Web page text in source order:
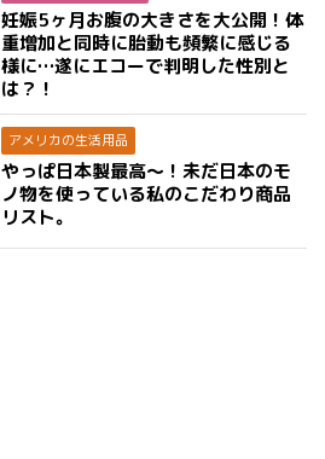
妊娠5ヶ月お腹の大きさを大公開！体
重増加と同時に胎動も頻繁に感じる
様に…遂にエコーで判明した性別と
は？！
アメリカの生活用品
やっぱ日本製最高〜！未だ日本のモ
ノ物を使っている私のこだわり商品
リスト。